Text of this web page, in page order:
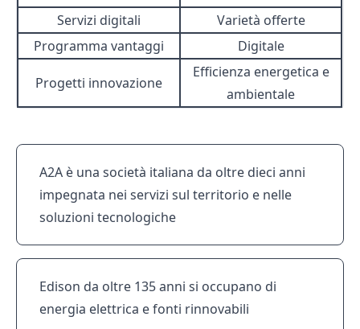
Servizi digitali
Varietà offerte
Programma vantaggi
Digitale
Progetti innovazione
Efficienza energetica e
ambientale
A2A è una società italiana da oltre dieci anni
impegnata nei servizi sul territorio e nelle
soluzioni tecnologiche
Edison da oltre 135 anni si occupano di
energia elettrica e fonti rinnovabili